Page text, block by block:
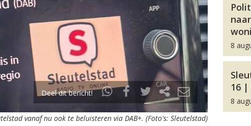
Deel dit bericht!
vanaf nu ook te beluisteren via DAB+. (Foto's: Sleutelstad)
8
16 |
8